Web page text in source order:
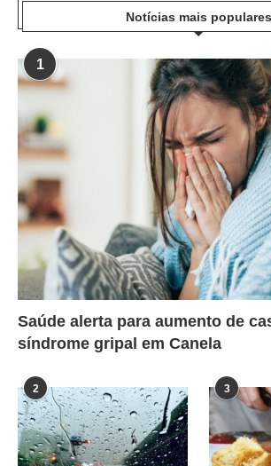
Notícias mais populares
1
Saúde alerta para aumento de
síndrome gripal em Canela
2 3